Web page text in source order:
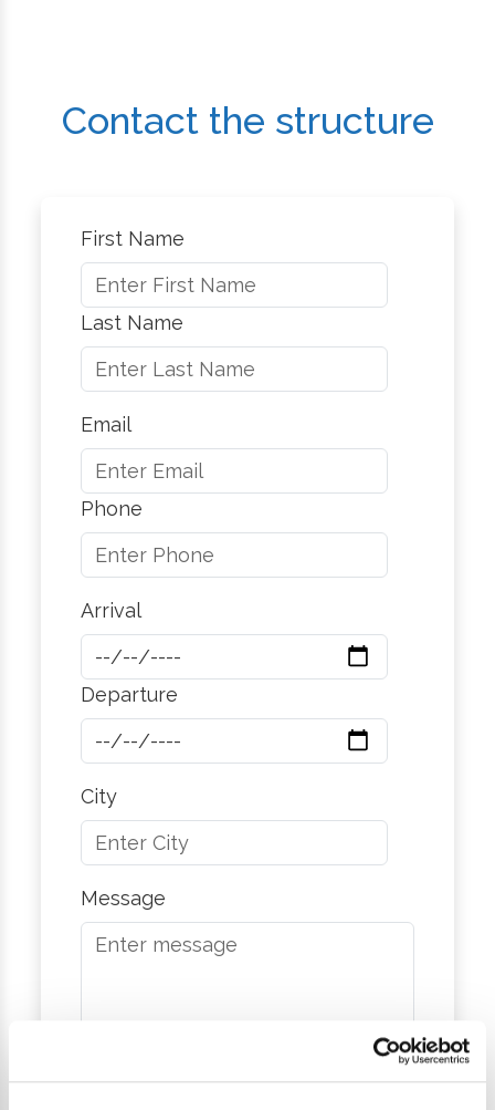
Contact the structure
First Name
Last Name
Email
Phone
Arrival
Departure
City
Message